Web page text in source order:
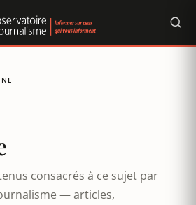
consacrés à ce sujet par
— articles,
cookies